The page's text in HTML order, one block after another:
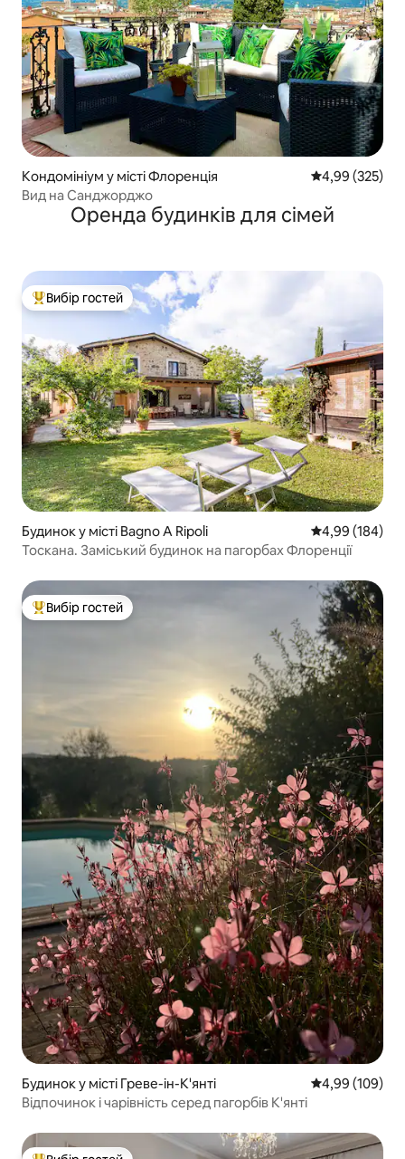
Кондомініум у місті Флоренція Середня
4,99 (325)
Вид на Санджорджо
Оренда будинків для сімей
Топ вибір гостей
Вибір гостей
Будинок у місті Bagno A Ripoli Середня
4,99 (184)
Тоскана. Заміський будинок на пагорбах Флоренції
Топ вибір гостей
Вибір гостей
Будинок у місті Греве-ін-К'янті Середня
4,99 (109)
Відпочинок і чарівність серед пагорбів К'янті